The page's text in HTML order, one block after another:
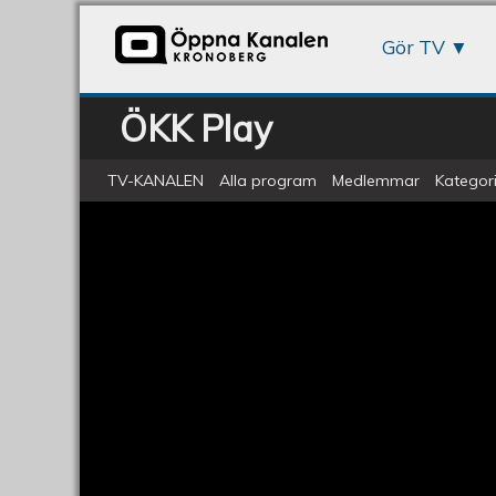
Gör TV
ÖKK Play
TV-KANALEN Alla program Medlemmar